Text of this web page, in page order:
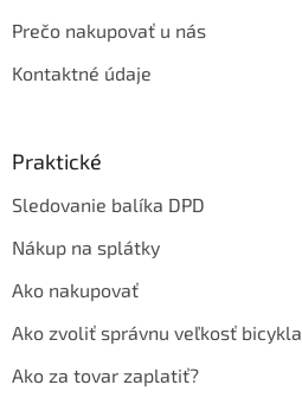
Prečo nakupovať u nás
Kontaktné údaje
Praktické
Sledovanie balíka DPD
Nákup na splátky
Ako nakupovať
Ako zvoliť správnu veľkosť bicykla
Ako za tovar zaplatiť?